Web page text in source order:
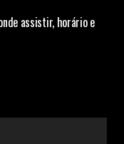
assistir, horário e